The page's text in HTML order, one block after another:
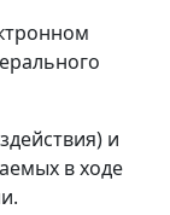
и
в ходе